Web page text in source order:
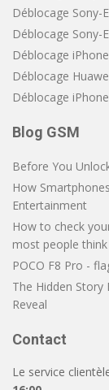
Déblocage Sony-
Déblocage Sony-
Déblocage
Déblocage
Déblocage
Blog GSM
Before You
How
Entertainment
How to check
most people think
POCO F8 Pro -
The Hidden Story
Reveal
Contact
Le service